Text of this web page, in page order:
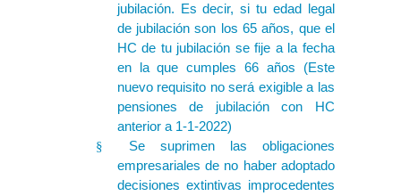
jubilación. Es decir, si tu edad legal
de jubilación son los 65 años, que el
HC de tu jubilación se fije a la fecha
en la que cumples 66 años (Este
nuevo requisito no será exigible a las
pensiones de jubilación con HC
anterior a 1-1-2022)
§
Se suprimen las obligaciones
empresariales de no haber adoptado
decisiones extintivas improcedentes